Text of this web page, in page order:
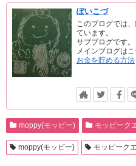
ぽいこづ
このブログでは
ています。
サブブログです。
メインブログはこ
お金を貯める方法
moppy(モッピー) モッピーク
moppy(モッピー) モッピーク